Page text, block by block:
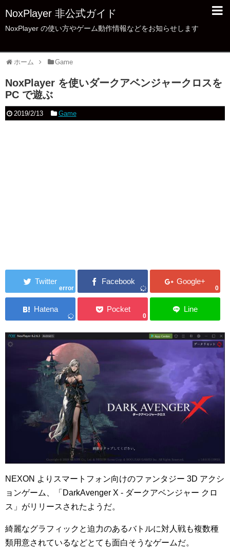
NoxPlayer 非公式ガイド
NoxPlayer の使い方やゲーム動作情報などをお知らせします
ホーム Game
NoxPlayer を使いダークアベンジャークロスを
PC で遊ぶ
2019/2/13 Game
error 0
0
NEXON よりスマートフォン向けのファンタジー 3D アクシ
ョンゲーム、「DarkAvenger X - ダークアベンジャー クロ
ス」がリリースされたようだ。
綺麗なグラフィックと迫力のあるバトルに対人戦も複数種
類用意されているなどとても面白そうなゲームだ。